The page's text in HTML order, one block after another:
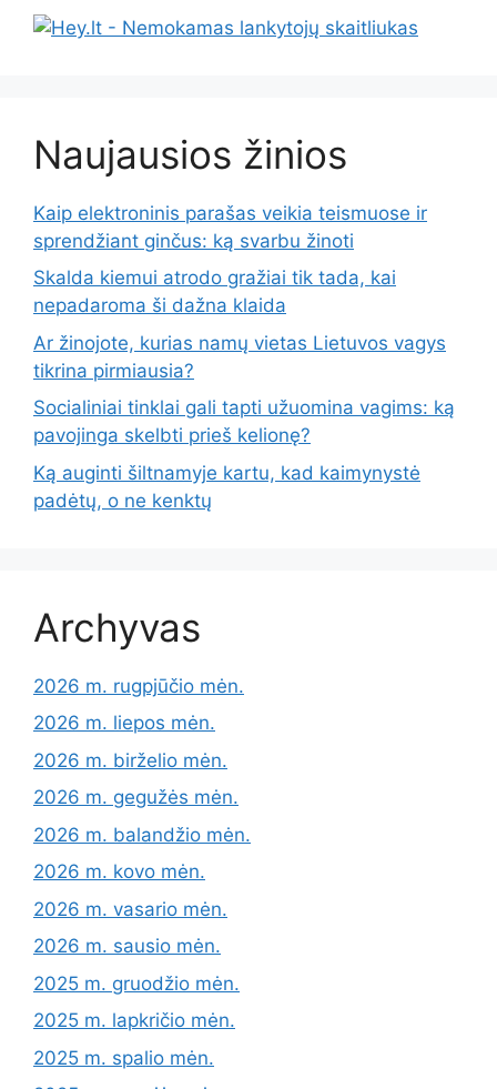
Naujausios žinios
Kaip elektroninis parašas veikia teismuose ir
sprendžiant ginčus: ką svarbu žinoti
Skalda kiemui atrodo gražiai tik tada, kai
nepadaroma ši dažna klaida
Ar žinojote, kurias namų vietas Lietuvos vagys
tikrina pirmiausia?
Socialiniai tinklai gali tapti užuomina vagims: ką
pavojinga skelbti prieš kelionę?
Ką auginti šiltnamyje kartu, kad kaimynystė
padėtų, o ne kenktų
Archyvas
2026 m. rugpjūčio mėn.
2026 m. liepos mėn.
2026 m. birželio mėn.
2026 m. gegužės mėn.
2026 m. balandžio mėn.
2026 m. kovo mėn.
2026 m. vasario mėn.
2026 m. sausio mėn.
2025 m. gruodžio mėn.
2025 m. lapkričio mėn.
2025 m. spalio mėn.